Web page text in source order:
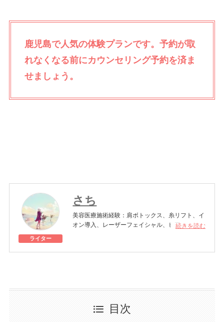
鹿児島で人気の体験プランです。 予約が取
れなくなる前にカウンセリング予約を済ま
せましょう。
ライター
さち
美容医療施術経験：肩ボトックス、糸リフト、イ
オン導入、レーザーフェイシャル、ヒアルロン酸
続きを読む
目次